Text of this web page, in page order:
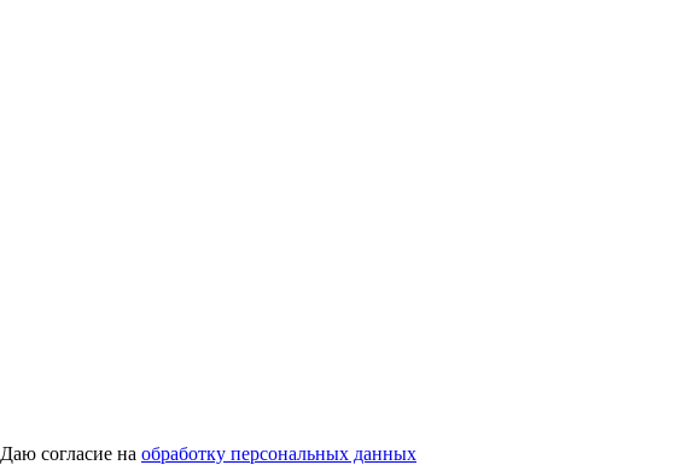
Даю согласие на обработку персональных данных